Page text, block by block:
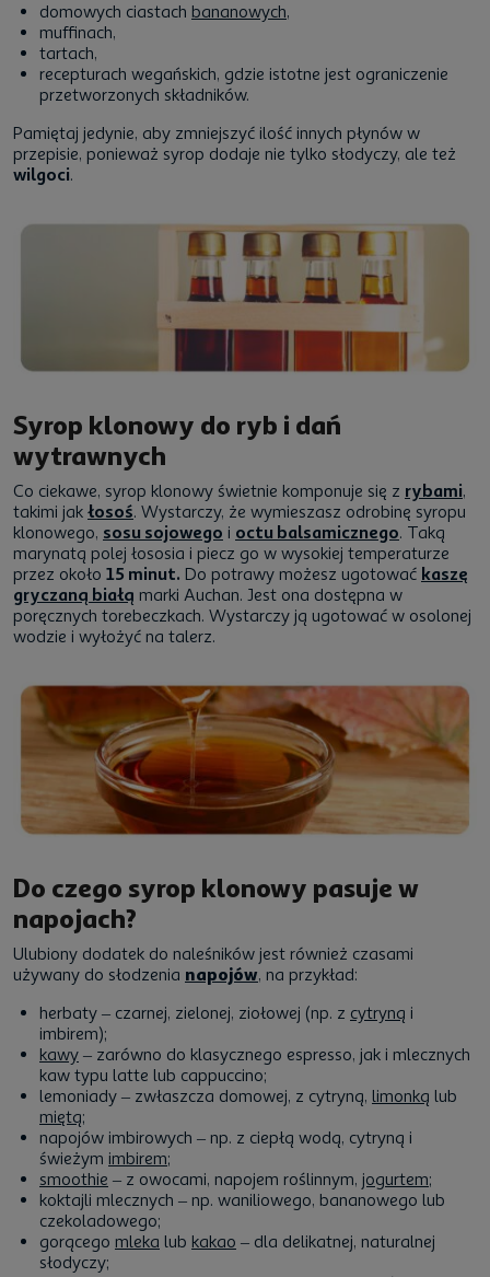
domowych ciastach bananowych,
muffinach,
tartach,
recepturach wegańskich, gdzie istotne jest ograniczenie
przetworzonych składników.
Pamiętaj jedynie, aby zmniejszyć ilość innych płynów w
przepisie, ponieważ syrop dodaje nie tylko słodyczy, ale też
wilgoci.
Syrop klonowy do ryb i dań
wytrawnych
Co ciekawe, syrop klonowy świetnie komponuje się z rybami,
takimi jak łosoś. Wystarczy, że wymieszasz odrobinę syropu
klonowego, sosu sojowego i octu balsamicznego. Taką
marynatą polej łososia i piecz go w wysokiej temperaturze
przez około 15 minut. Do potrawy możesz ugotować kaszę
gryczaną białą marki Auchan. Jest ona dostępna w
poręcznych torebeczkach. Wystarczy ją ugotować w osolonej
wodzie i wyłożyć na talerz.
Do czego syrop klonowy pasuje w
napojach?
Ulubiony dodatek do naleśników jest również czasami
używany do słodzenia napojów, na przykład:
herbaty – czarnej, zielonej, ziołowej (np. z cytryną i
imbirem);
kawy – zarówno do klasycznego espresso, jak i mlecznych
kaw typu latte lub cappuccino;
lemoniady – zwłaszcza domowej, z cytryną, limonką lub
miętą;
napojów imbirowych – np. z ciepłą wodą, cytryną i
świeżym imbirem;
smoothie – z owocami, napojem roślinnym, jogurtem;
koktajli mlecznych – np. waniliowego, bananowego lub
czekoladowego;
gorącego mleka lub kakao – dla delikatnej, naturalnej
słodyczy;